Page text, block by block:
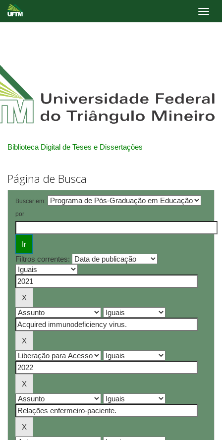
Biblioteca Digital de Teses e Dissertações
Página de Busca
Buscar em:
por
Filtros correntes: